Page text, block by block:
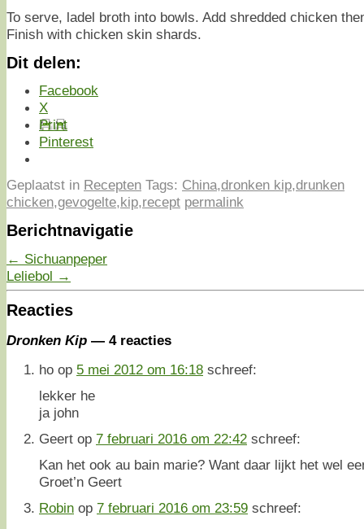
To serve, ladel broth into bowls. Add shredded chicken
Finish with chicken skin shards.
Dit delen:
Facebook
X
Print
Pinterest
Geplaatst in Recepten Tags: China,dronken kip,drunken
chicken,gevogelte,kip,recept permalink
Berichtnavigatie
← Sichuanpeper
Leliebol →
Reacties
Dronken Kip — 4 reacties
ho op 5 mei 2012 om 16:18 schreef:
lekker he
ja john
Geert op 7 februari 2016 om 22:42 schreef:
Kan het ook au bain marie? Want daar lijkt het wel
Groet’n Geert
Robin op 7 februari 2016 om 23:59 schreef: